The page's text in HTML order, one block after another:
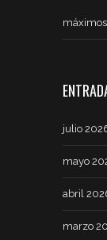
máximos
julio
mayo
abril
marzo